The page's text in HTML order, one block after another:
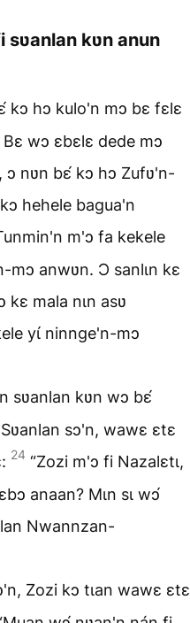
sʋanlan kʋn anun
kɔ hɔ kulo'n mɔ bɛ fɛlɛ
wɔ ɛbɛlɛ dede mɔ
ɔ nʋn bɛ́ kɔ hɔ Zufʋ'n-
hehele bagua'n
m'ɔ fa kekele
mɔ anwʋn. Ɔ sanlɩn kɛ
kɛ mala nɩn asʋ
yɩ́ ninnge'n-mɔ
sʋanlan kʋn wɔ bɛ́
sɔ'n, wawɛ ɛtɛ
24 “Zozi m'ɔ fi Nazalɛtɩ,
anaan? Mɩn sɩ wɔ́
Nwannzan-
Zozi kɔ tɩan wawɛ ɛtɛ